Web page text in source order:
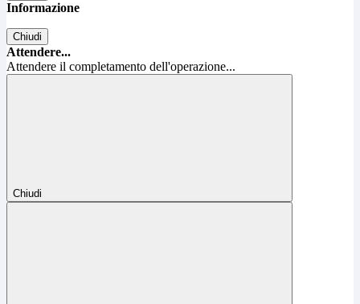
Informazione
Chiudi
Attendere...
Attendere il completamento dell'operazione...
Chiudi